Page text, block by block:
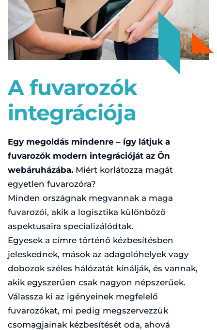
Adatvédelmi irányelvek
Čeština
English
Magyar
Polski
A fuvarozók
integrációja
Egy megoldás mindenre – így látjuk a
fuvarozók modern integrációját az Ön
webáruházába. Miért korlátozza magát
egyetlen fuvarozóra?
Minden országnak megvannak a maga
fuvarozói, akik a logisztika különböző
aspektusaira specializálódtak.
Egyesek a címre történő kézbesítésben
jeleskednek, mások az adagolóhelyek vagy
dobozok széles hálózatát kínálják, és vannak,
akik egyszerűen csak nagyon népszerűek.
Válassza ki az igényeinek megfelelő
fuvarozókat, mi pedig megszervezzük
csomagjainak kézbesítését oda, ahová